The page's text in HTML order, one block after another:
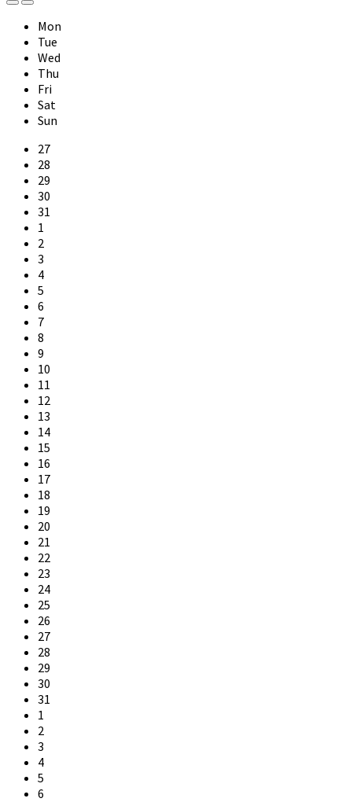
Previous
Month
Next
Month
Mon
Tue
Wed
Thu
Fri
Sat
Sun
Skip
calendar
days
27
28
29
30
31
1
2
3
4
5
6
7
8
9
10
11
12
13
14
15
16
17
18
19
20
21
22
23
24
25
26
27
28
29
30
31
1
2
3
4
5
6